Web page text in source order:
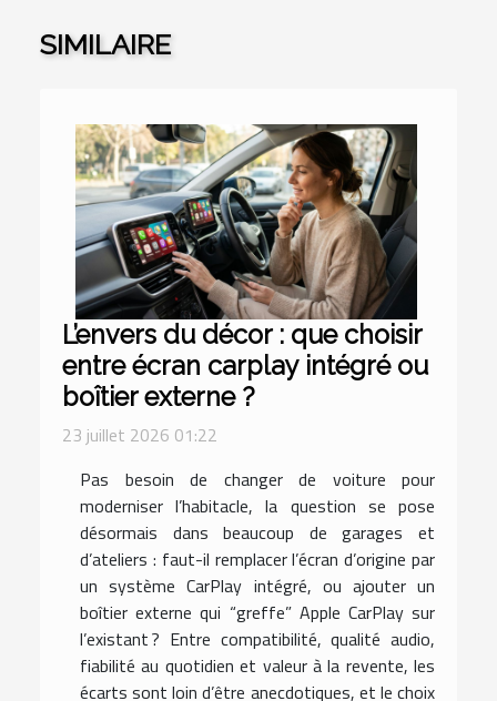
SIMILAIRE
L’envers du décor : que choisir
entre écran carplay intégré ou
boîtier externe ?
23 juillet 2026 01:22
Pas besoin de changer de voiture pour
moderniser l’habitacle, la question se pose
désormais dans beaucoup de garages et
d’ateliers : faut-il remplacer l’écran d’origine par
un système CarPlay intégré, ou ajouter un
boîtier externe qui “greffe” Apple CarPlay sur
l’existant ? Entre compatibilité, qualité audio,
fiabilité au quotidien et valeur à la revente, les
écarts sont loin d’être anecdotiques, et le choix